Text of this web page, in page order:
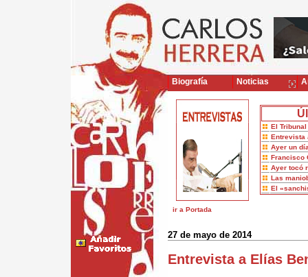
El
Entrevista
Ayer un
Francisco
Ayer tocó
Las
El
ir a Portada
27 de mayo de 2014
Entrevista a Elías
Biografía Noticias